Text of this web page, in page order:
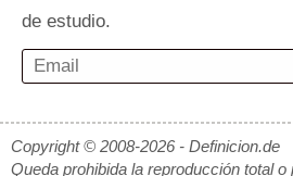
de estudio.
Copyright © 2008-2026 - Definicion.de
Queda prohibida la reproducción total